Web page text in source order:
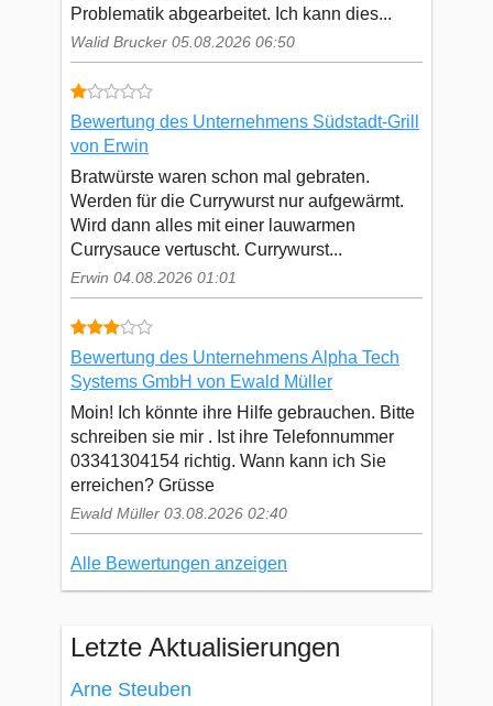
Problematik abgearbeitet. Ich kann dies...
Walid Brucker 05.08.2026 06:50
Bewertung des Unternehmens Südstadt-Grill
von Erwin
Bratwürste waren schon mal gebraten.
Werden für die Currywurst nur aufgewärmt.
Wird dann alles mit einer lauwarmen
Currysauce vertuscht. Currywurst...
Erwin 04.08.2026 01:01
Bewertung des Unternehmens Alpha Tech
Systems GmbH von Ewald Müller
Moin! Ich könnte ihre Hilfe gebrauchen. Bitte
schreiben sie mir . Ist ihre Telefonnummer
03341304154 richtig. Wann kann ich Sie
erreichen? Grüsse
Ewald Müller 03.08.2026 02:40
Alle Bewertungen anzeigen
Letzte Aktualisierungen
Arne Steuben